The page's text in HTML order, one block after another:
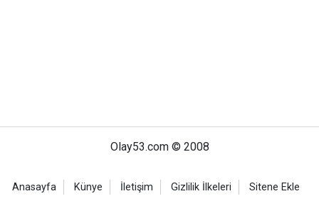
Olay53.com © 2008
Anasayfa Künye İletişim Gizlilik İlkeleri Sitene Ekle